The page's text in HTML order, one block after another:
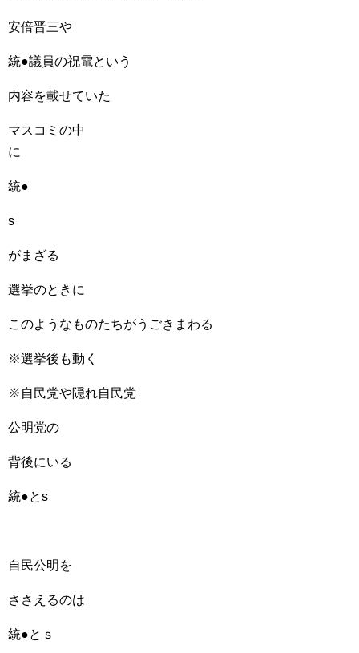
安倍晋三や
統●議員の祝電という
内容を載せていた
マスコミの中
に
統●
s
がまざる
選挙のときに
このようなものたちがうごきまわる
※選挙後も動く
※自民党や隠れ自民党
公明党の
背後にいる
統●とs
自民公明を
ささえるのは
統●とｓ